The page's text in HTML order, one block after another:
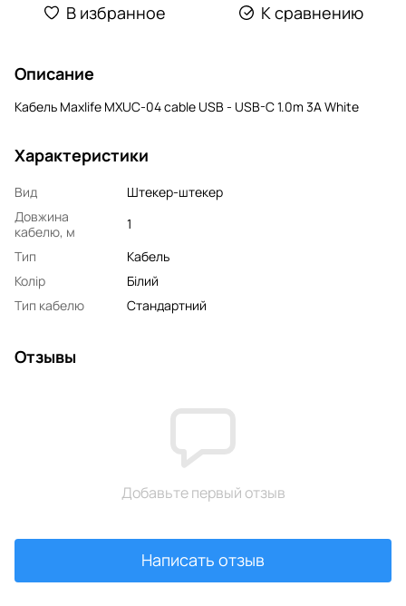
В избранное К сравнению
Описание
Кабель Maxlife MXUC-04 cable USB - USB-C 1.0m 3A White
Характеристики
Вид
Штекер-штекер
Довжина
кабелю, м
1
Тип
Кабель
Колір
Білий
Тип кабелю
Стандартний
Отзывы
Добавьте первый отзыв
Написать отзыв